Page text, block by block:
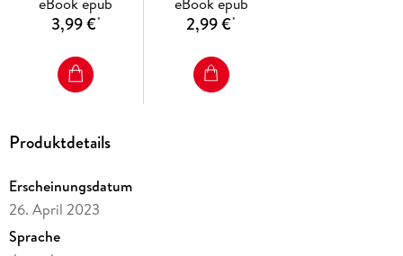
3,99 €* 2,99 €*
Produktdetails
Erscheinungsdatum
26. April 2023
Sprache